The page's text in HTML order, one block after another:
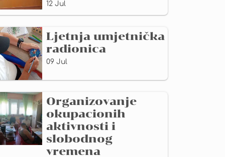
12 Jul
Ljetnja umjetnička
radionica
09 Jul
Organizovanje
okupacionih
aktivnosti i
slobodnog
vremena